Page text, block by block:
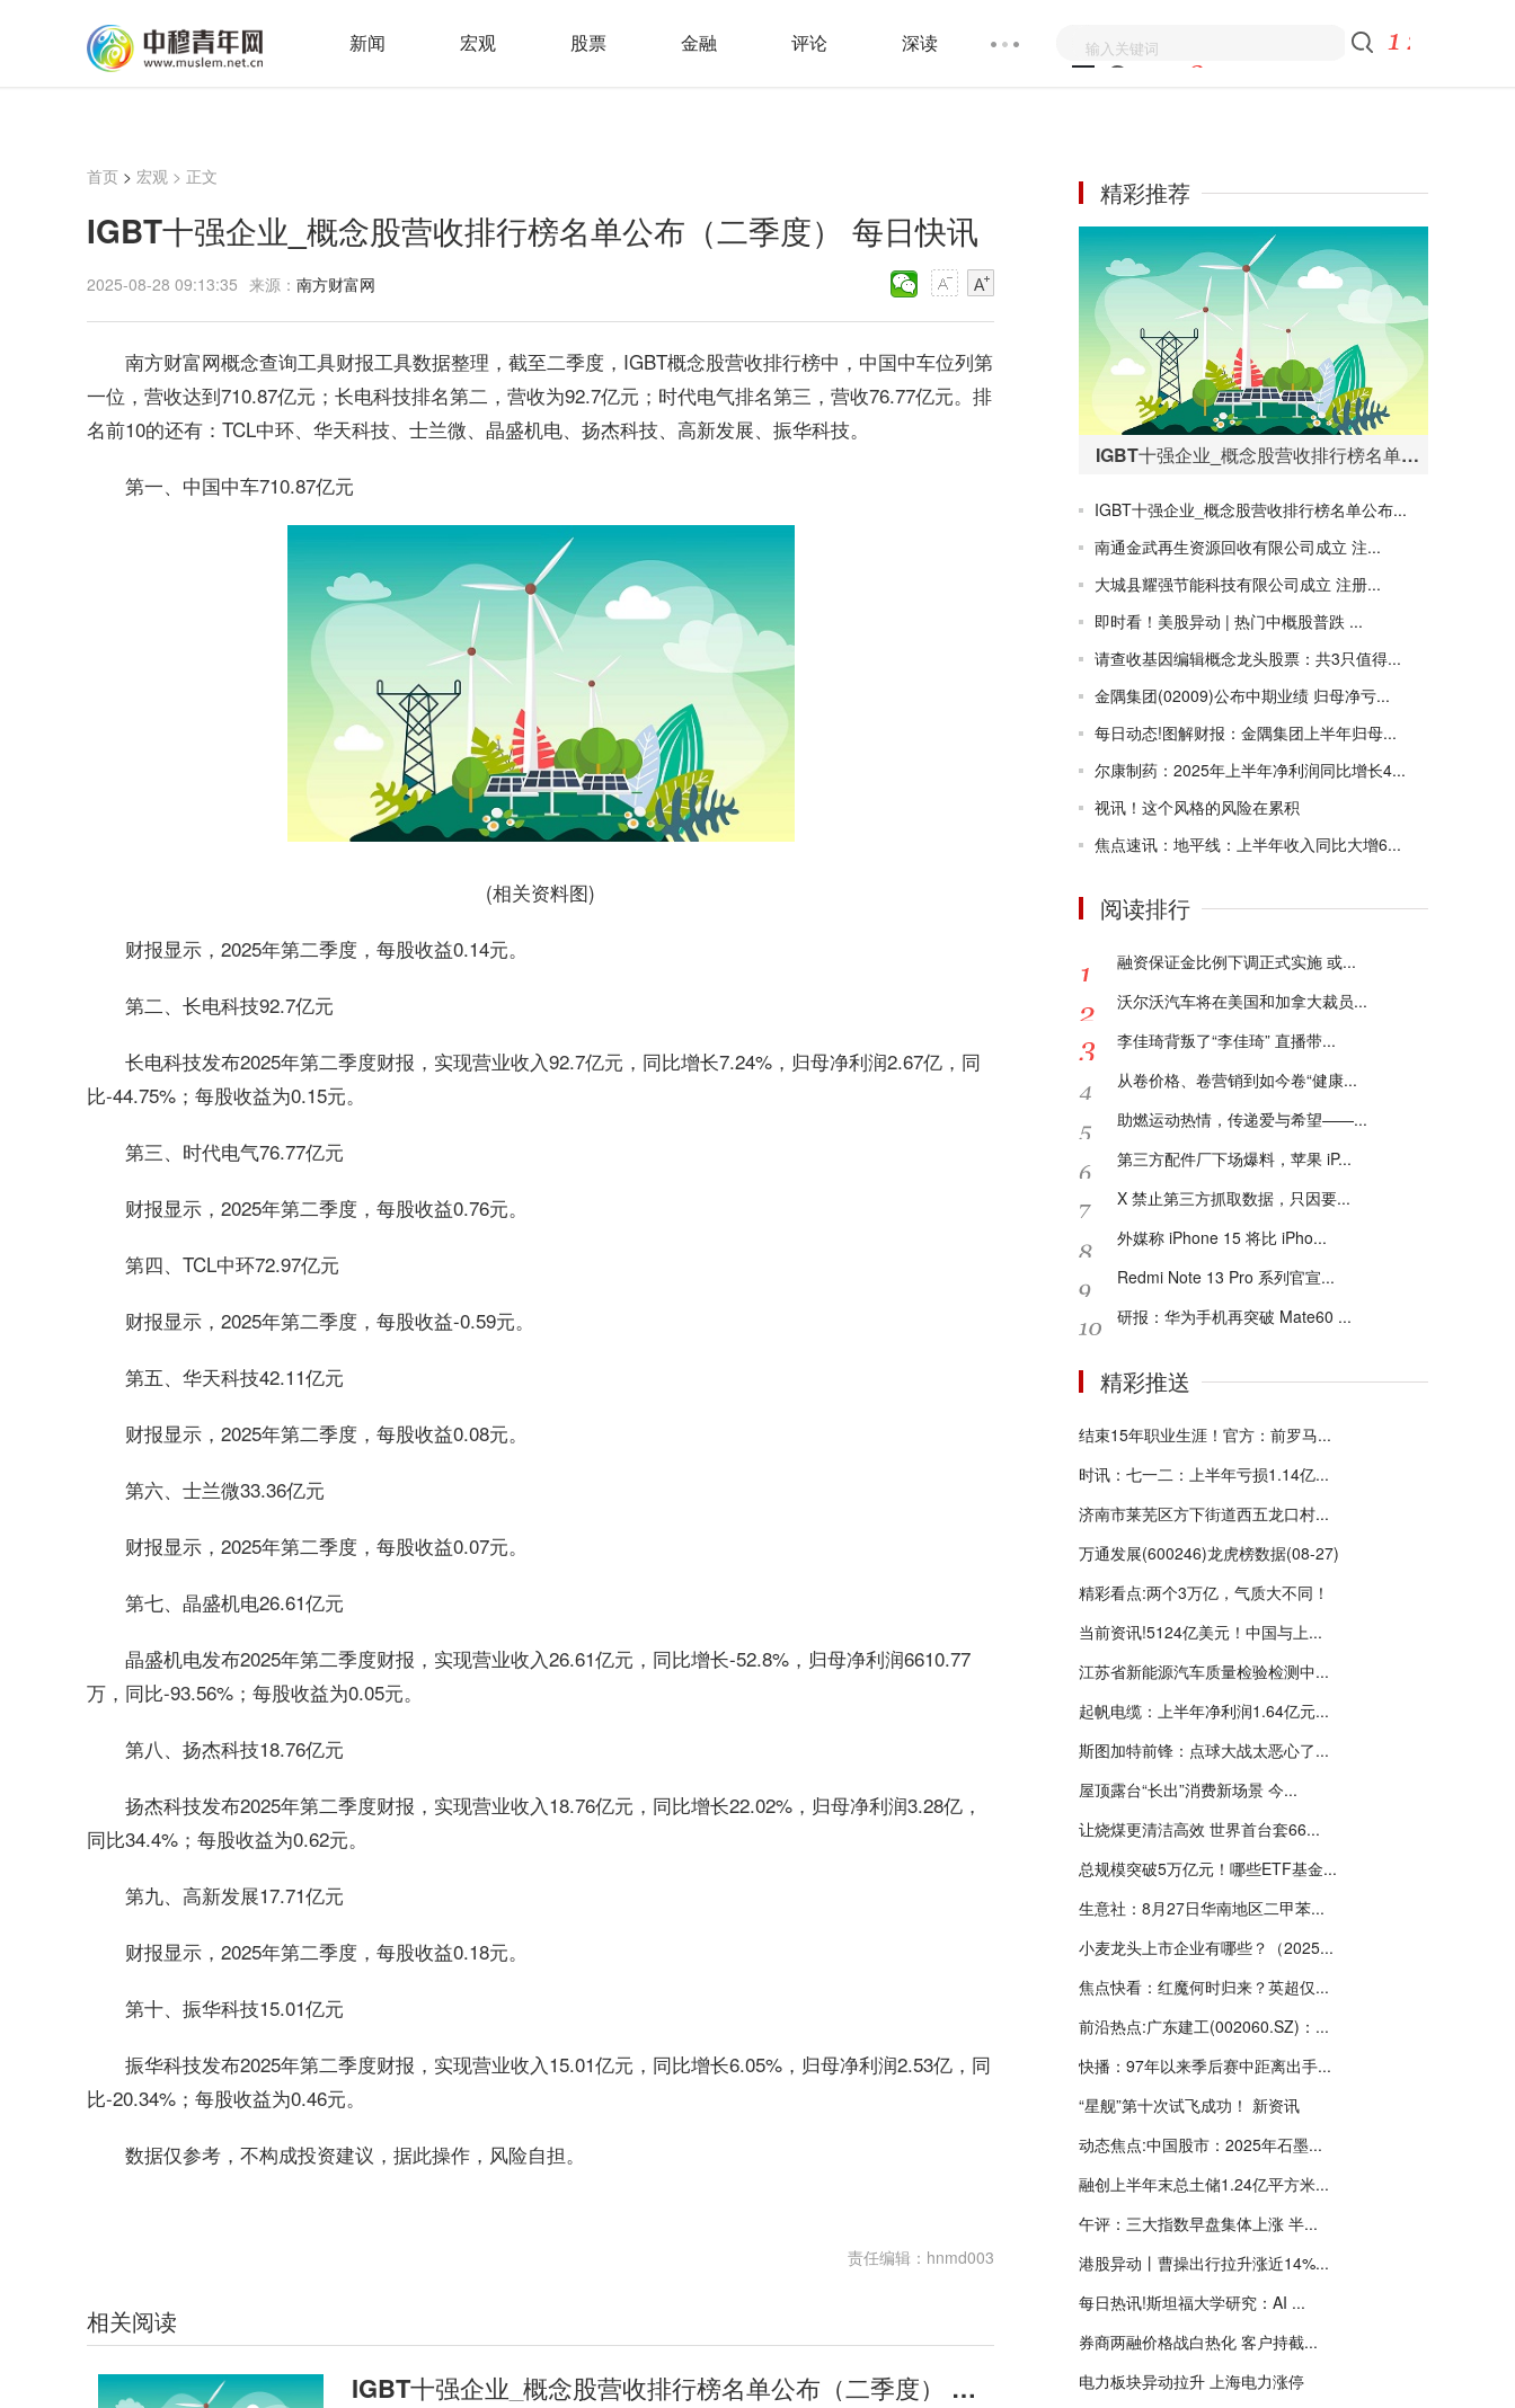
新闻 宏观 股票 金融 评论 深读
首页 > 宏观 > 正文
IGBT十强企业_概念股营收排行榜名单公布（二季度） 每日快讯
2025-08-28 09:13:35 来源： 南方财富网
南方财富网概念查询工具财报工具数据整理，截至二季度，IGBT概念股营收排行榜中，中国中车位列第
一位，营收达到710.87亿元；长电科技排名第二，营收为92.7亿元；时代电气排名第三，营收76.77亿元。排
名前10的还有：TCL中环、华天科技、士兰微、晶盛机电、扬杰科技、高新发展、振华科技。
第一、中国中车710.87亿元
(相关资料图)
财报显示，2025年第二季度，每股收益0.14元。
第二、长电科技92.7亿元
长电科技发布2025年第二季度财报，实现营业收入92.7亿元，同比增长7.24%，归母净利润2.67亿，同
比-44.75%；每股收益为0.15元。
第三、时代电气76.77亿元
财报显示，2025年第二季度，每股收益0.76元。
第四、TCL中环72.97亿元
财报显示，2025年第二季度，每股收益-0.59元。
第五、华天科技42.11亿元
财报显示，2025年第二季度，每股收益0.08元。
第六、士兰微33.36亿元
财报显示，2025年第二季度，每股收益0.07元。
第七、晶盛机电26.61亿元
晶盛机电发布2025年第二季度财报，实现营业收入26.61亿元，同比增长-52.8%，归母净利润6610.77
万，同比-93.56%；每股收益为0.05元。
第八、扬杰科技18.76亿元
扬杰科技发布2025年第二季度财报，实现营业收入18.76亿元，同比增长22.02%，归母净利润3.28亿，
同比34.4%；每股收益为0.62元。
第九、高新发展17.71亿元
财报显示，2025年第二季度，每股收益0.18元。
第十、振华科技15.01亿元
振华科技发布2025年第二季度财报，实现营业收入15.01亿元，同比增长6.05%，归母净利润2.53亿，同
比-20.34%；每股收益为0.46元。
数据仅参考，不构成投资建议，据此操作，风险自担。
责任编辑：hnmd003
相关阅读
IGBT十强企业_概念股营收排行榜名单公布（二季度） 每日快讯
精彩推荐
IGBT十强企业_概念股营收排行榜名单公布（二季度） 每日快讯
IGBT十强企业_概念股营收排行榜名单公布...
南通金武再生资源回收有限公司成立 注...
大城县耀强节能科技有限公司成立 注册...
即时看！美股异动 | 热门中概股普跌 ...
请查收基因编辑概念龙头股票：共3只值得...
金隅集团(02009)公布中期业绩 归母净亏...
每日动态!图解财报：金隅集团上半年归母...
尔康制药：2025年上半年净利润同比增长4...
视讯！这个风格的风险在累积
焦点速讯：地平线：上半年收入同比大增6...
阅读排行
融资保证金比例下调正式实施 或...
沃尔沃汽车将在美国和加拿大裁员...
李佳琦背叛了“李佳琦” 直播带...
从卷价格、卷营销到如今卷“健康...
助燃运动热情，传递爱与希望——...
第三方配件厂下场爆料，苹果 iP...
X 禁止第三方抓取数据，只因要...
外媒称 iPhone 15 将比 iPho...
Redmi Note 13 Pro 系列官宣...
研报：华为手机再突破 Mate60 ...
精彩推送
结束15年职业生涯！官方：前罗马...
时讯：七一二：上半年亏损1.14亿...
济南市莱芜区方下街道西五龙口村...
万通发展(600246)龙虎榜数据(08-27)
精彩看点:两个3万亿，气质大不同！
当前资讯!5124亿美元！中国与上...
江苏省新能源汽车质量检验检测中...
起帆电缆：上半年净利润1.64亿元...
斯图加特前锋：点球大战太恶心了...
屋顶露台“长出”消费新场景 今...
让烧煤更清洁高效 世界首台套66...
总规模突破5万亿元！哪些ETF基金...
生意社：8月27日华南地区二甲苯...
小麦龙头上市企业有哪些？（2025...
焦点快看：红魔何时归来？英超仅...
前沿热点:广东建工(002060.SZ)：...
快播：97年以来季后赛中距离出手...
“星舰”第十次试飞成功！ 新资讯
动态焦点:中国股市：2025年石墨...
融创上半年末总土储1.24亿平方米...
午评：三大指数早盘集体上涨 半...
港股异动丨曹操出行拉升涨近14%...
每日热讯!斯坦福大学研究：AI ...
券商两融价格战白热化 客户持截...
电力板块异动拉升 上海电力涨停